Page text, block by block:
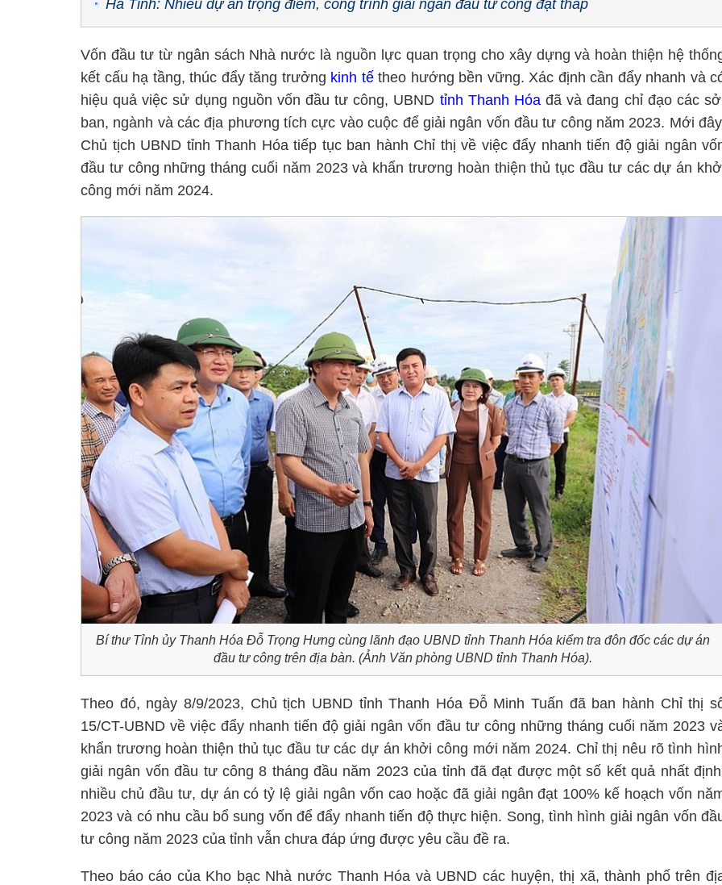
Hà Tĩnh: Nhiều dự án trọng điểm, công trình giải ngân đầu tư công đạt thấp
Vốn đầu tư từ ngân sách Nhà nước là nguồn lực quan trọng cho xây dựng và hoàn thiện hệ
kết cấu hạ tầng, thúc đẩy tăng trưởng kinh tếtheo hướng bền vững. Xác định cần đẩy nhanh và
hiệu quả việc sử dụng nguồn vốn đầu tư công, UBND tỉnh Thanh Hóađã và đang chỉ đạo các
ban, ngành và các địa phương tích cực vào cuộc để giải ngân vốn đầu tư công năm 2023. Mới
Chủ tịch UBND tỉnh Thanh Hóa tiếp tục ban hành Chỉ thị về việc đẩy nhanh tiến độ giải ngân
đầu tư công những tháng cuối năm 2023 và khẩn trương hoàn thiện thủ tục đầu tư các dự án
công mới năm 2024.
Bí thư Tỉnh ủy Thanh Hóa Đỗ Trọng Hưng cùng lãnh đạo UBND tỉnh Thanh Hóa kiểm tra đôn đốc các dự án
đầu tư công trên địa bàn. (Ảnh Văn phòng UBND tỉnh Thanh Hóa).
Theo đó, ngày 8/9/2023, Chủ tịch UBND tỉnh Thanh Hóa Đỗ Minh Tuấn đã ban hành Chỉ thị
15/CT-UBND về việc đẩy nhanh tiến độ giải ngân vốn đầu tư công những tháng cuối năm 2023
khẩn trương hoàn thiện thủ tục đầu tư các dự án khởi công mới năm 2024. Chỉ thị nêu rõ tình
giải ngân vốn đầu tư công 8 tháng đầu năm 2023 của tỉnh đã đạt được một số kết quả nhất
nhiều chủ đầu tư, dự án có tỷ lệ giải ngân vốn cao hoặc đã giải ngân đạt 100% kế hoạch vốn
2023 và có nhu cầu bổ sung vốn để đẩy nhanh tiến độ thực hiện. Song, tình hình giải ngân vốn
tư công năm 2023 của tỉnh vẫn chưa đáp ứng được yêu cầu đề ra.
Theo báo cáo của Kho bạc Nhà nước Thanh Hóa và UBND các huyện, thị xã, thành phố trên